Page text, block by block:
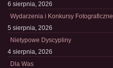
6 sierpnia, 2026
Wydarzenia i Konkursy Fotograficzne
5 sierpnia, 2026
Nietypowe Dyscypliny
4 sierpnia, 2026
Dla Was